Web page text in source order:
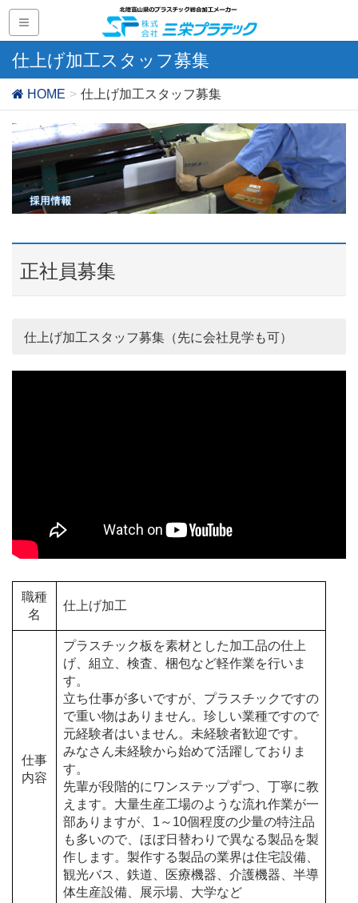
仕上げ加工スタッフ募集
HOME 仕上げ加工スタッフ募集
正社員募集
仕上げ加工スタッフ募集（先に会社見学も可）
職種
名
仕上げ加工
仕事
内容
プラスチック板を素材とした加工品の仕上
げ、組立、検査、梱包など軽作業を行いま
す。
立ち仕事が多いですが、プラスチックですの
で重い物はありません。珍しい業種ですので
元経験者はいません。未経験者歓迎です。
みなさん未経験から始めて活躍しておりま
す。
先輩が段階的にワンステップずつ、丁寧に教
えます。 大量生産工場のような流れ作業が一
部ありますが、1～10個程度の少量の特注品
も多いので、ほぼ日替わりで異なる製品を製
作します。 製作する製品の業界は住宅設備、
観光バス、鉄道、医療機器、介護機器、半導
体生産設備、展示場、大学など